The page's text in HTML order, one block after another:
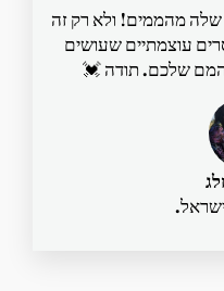
שלה מהממים! ולא רק זה
עוצמתיים שעושים
שלכם. תודה 💓